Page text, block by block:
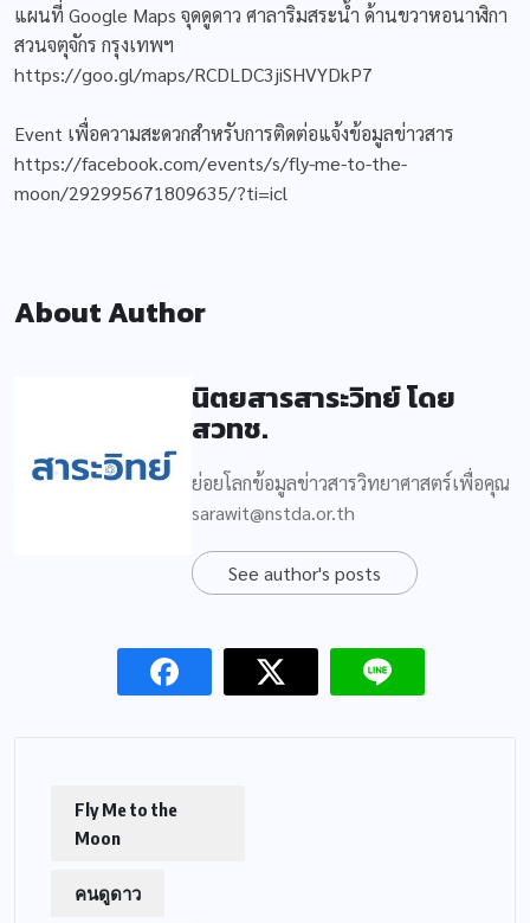
แผนที่ Google Maps จุดดูดาว ศาลาริมสระน้ำ ด้านขวาหอนาฬิกา
สวนจตุจักร กรุงเทพฯ
https://goo.gl/maps/RCDLDC3jiSHVYDkP7
Event เพื่อความสะดวกสำหรับการติดต่อแจ้งข้อมูลข่าวสาร
https://facebook.com/events/s/fly-me-to-the-
moon/292995671809635/?ti=icl
About Author
นิตยสารสาระวิทย์ โดย
สวทช.
ย่อยโลกข้อมูลข่าวสารวิทยาศาสตร์เพื่อคุณ
sarawit@nstda.or.th
See author's posts
Fly Me to the
Moon
คนดูดาว